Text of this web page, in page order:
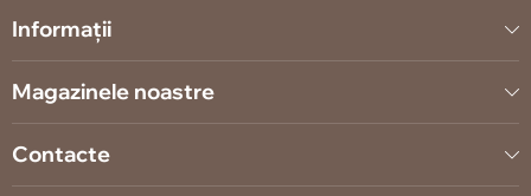
Informații
Magazinele noastre
Contacte